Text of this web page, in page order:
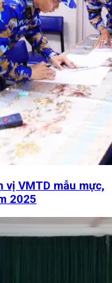
vị VMTD mẫu mực,
2025